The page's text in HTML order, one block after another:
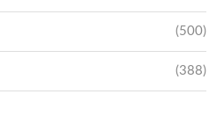
(500)
(388)